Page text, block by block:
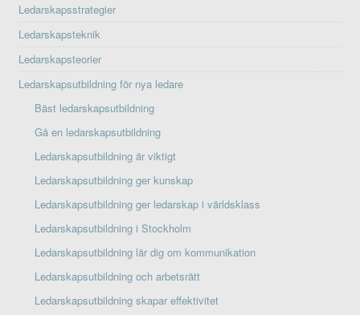
Ledarskapsstrategier
Ledarskapsteknik
Ledarskapsteorier
Ledarskapsutbildning för nya ledare
Bäst ledarskapsutbildning
Gå en ledarskapsutbildning
Ledarskapsutbildning är viktigt
Ledarskapsutbildning ger kunskap
Ledarskapsutbildning ger ledarskap i världsklass
Ledarskapsutbildning i Stockholm
Ledarskapsutbildning lär dig om kommunikation
Ledarskapsutbildning och arbetsrätt
Ledarskapsutbildning skapar effektivitet